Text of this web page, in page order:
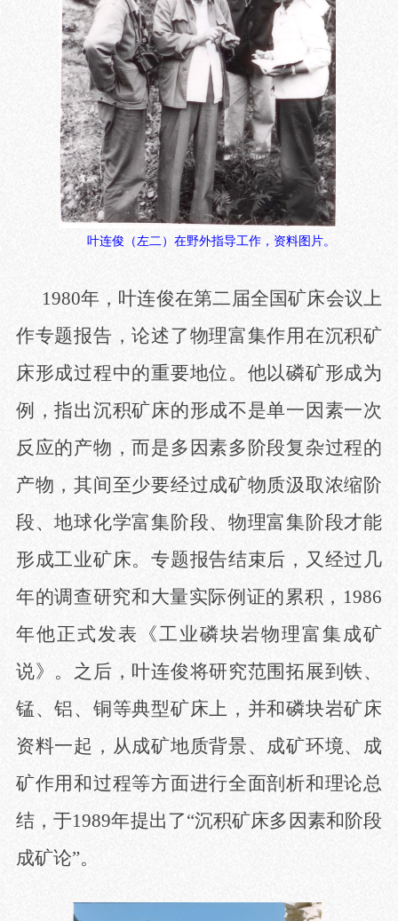
叶连俊（左二）在野外指导工作，资料图片。
1980年，叶连俊在第二届全国矿床会议上
作专题报告，论述了物理富集作用在沉积矿
床形成过程中的重要地位。他以磷矿形成为
例，指出沉积矿床的形成不是单一因素一次
反应的产物，而是多因素多阶段复杂过程的
产物，其间至少要经过成矿物质汲取浓缩阶
段、地球化学富集阶段、物理富集阶段才能
形成工业矿床。专题报告结束后，又经过几
年的调查研究和大量实际例证的累积，1986
年他正式发表《工业磷块岩物理富集成矿
说》。之后，叶连俊将研究范围拓展到铁、
锰、铝、铜等典型矿床上，并和磷块岩矿床
资料一起，从成矿地质背景、成矿环境、成
矿作用和过程等方面进行全面剖析和理论总
结，于1989年提出了“沉积矿床多因素和阶段
成矿论”。